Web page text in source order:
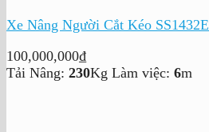
Xe Nâng Người Cắt Kéo
100,000,000₫
Tải Nâng: 230Kg Làm việc: 6m